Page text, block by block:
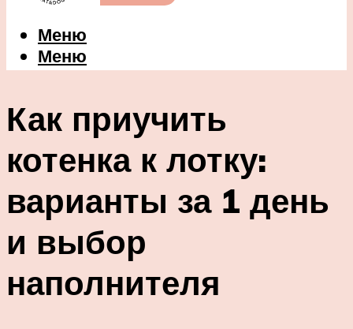
Меню
Меню
Как приучить
котенка к лотку:
варианты за 1 день
и выбор
наполнителя